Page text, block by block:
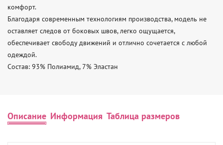
комфорт.
Благодаря современным технологиям производства, модель не
оставляет следов от боковых швов, легко ощущается,
обеспечивает свободу движений и отлично сочетается с любой
одеждой.
Состав: 93% Полиамид, 7% Эластан
Описание Информация Таблица размеров